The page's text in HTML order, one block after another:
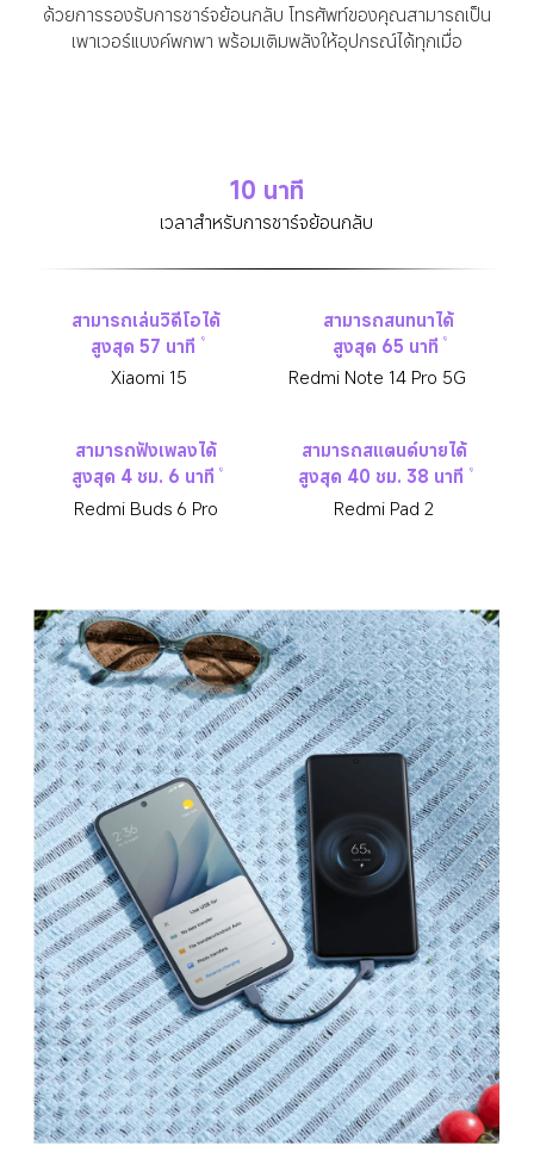
ด้วยการรองรับการชาร์จย้อนกลับ โทรศัพท์ของคุณสามารถเป็น
เพาเวอร์แบงค์พกพา พร้อมเติมพลังให้อุปกรณ์ได้ทุกเมื่อ
10 นาที
เวลาสำหรับการชาร์จย้อนกลับ
สามารถเล่นวิดีโอได้
สูงสุด 57 นาที
9
Xiaomi 15
สามารถสนทนาได้
สูงสุด 65 นาที
9
Redmi Note 14 Pro 5G
สามารถฟังเพลงได้
สูงสุด 4 ชม. 6 นาที
9
Redmi Buds 6 Pro
สามารถสแตนด์บายได้
สูงสุด 40 ชม. 38 นาที
9
Redmi Pad 2